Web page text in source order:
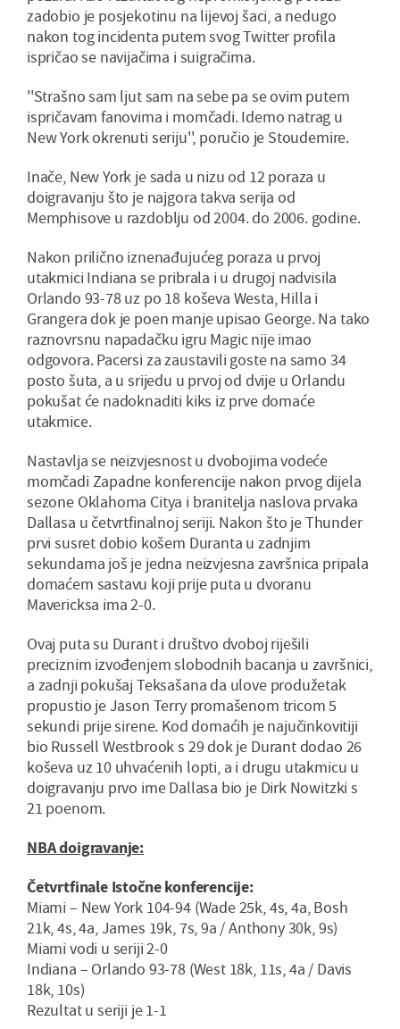
zadobio je posjekotinu na lijevoj šaci, a nedugo
nakon tog incidenta putem svog Twitter profila
ispričao se navijačima i suigračima.
''Strašno sam ljut sam na sebe pa se ovim putem
ispričavam fanovima i momčadi. Idemo natrag u
New York okrenuti seriju'', poručio je Stoudemire.
Inače, New York je sada u nizu od 12 poraza u
doigravanju što je najgora takva serija od
Memphisove u razdoblju od 2004. do 2006. godine.
Nakon prilično iznenađujućeg poraza u prvoj
utakmici Indiana se pribrala i u drugoj nadvisila
Orlando 93-78 uz po 18 koševa Westa, Hilla i
Grangera dok je poen manje upisao George. Na tako
raznovrsnu napadačku igru Magic nije imao
odgovora. Pacersi za zaustavili goste na samo 34
posto šuta, a u srijedu u prvoj od dvije u Orlandu
pokušat će nadoknaditi kiks iz prve domaće
utakmice.
Nastavlja se neizvjesnost u dvobojima vodeće
momčadi Zapadne konferencije nakon prvog dijela
sezone Oklahoma Citya i branitelja naslova prvaka
Dallasa u četvrtfinalnoj seriji. Nakon što je Thunder
prvi susret dobio košem Duranta u zadnjim
sekundama još je jedna neizvjesna završnica pripala
domaćem sastavu koji prije puta u dvoranu
Mavericksa ima 2-0.
Ovaj puta su Durant i društvo dvoboj riješili
preciznim izvođenjem slobodnih bacanja u završnici,
a zadnji pokušaj Teksašana da ulove produžetak
propustio je Jason Terry promašenom tricom 5
sekundi prije sirene. Kod domaćih je najučinkovitiji
bio Russell Westbrook s 29 dok je Durant dodao 26
koševa uz 10 uhvaćenih lopti, a i drugu utakmicu u
doigravanju prvo ime Dallasa bio je Dirk Nowitzki s
21 poenom.
NBA doigravanje:
Četvrtfinale Istočne konferencije:
Miami – New York 104-94 (Wade 25k, 4s, 4a, Bosh
21k, 4s, 4a, James 19k, 7s, 9a / Anthony 30k, 9s)
Miami vodi u seriji 2-0
Indiana – Orlando 93-78 (West 18k, 11s, 4a / Davis
18k, 10s)
Rezultat u seriji je 1-1